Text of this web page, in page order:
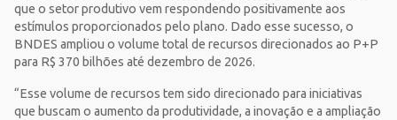
que o setor produtivo vem respondendo positivamente aos
estímulos proporcionados pelo plano. Dado esse sucesso, o
BNDES ampliou o volume total de recursos direcionados ao P+P
para R$ 370 bilhões até dezembro de 2026.
“Esse volume de recursos tem sido direcionado para iniciativas
que buscam o aumento da produtividade, a inovação e a ampliação